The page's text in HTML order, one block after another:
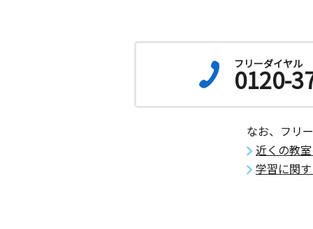
フリーダイヤル
0120-
なお、フリ
近くの教
学習に関